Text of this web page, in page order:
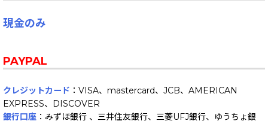
現金のみ
PAYPAL
クレジットカード ：VISA、mastercard、JCB、AMERICAN
EXPRESS、DISCOVER
銀行口座 ：みずほ銀行 、三井住友銀行、三菱UFJ銀行、ゆうちょ銀